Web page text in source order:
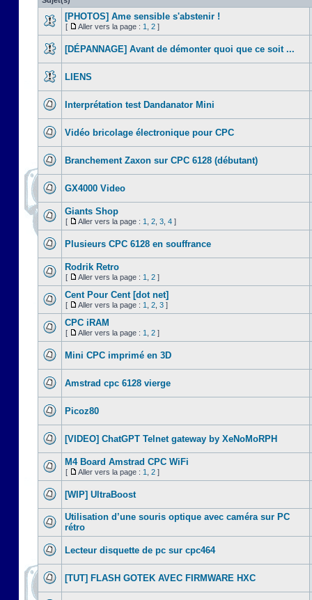
[PHOTOS] Ame sensible s'abstenir !
[ Aller vers la page : 1 2 ]
[DÉPANNAGE] Avant de démonter quoi que ce soit ...
LIENS
Interprétation test Dandanator Mini
Vidéo bricolage électronique pour CPC
Branchement Zaxon sur CPC 6128 (débutant)
GX4000 Video
Giants Shop
[ Aller vers la page : 1 2 3 4 ]
Plusieurs CPC 6128 en souffrance
Rodrik Retro
[ Aller vers la page : 1 2 ]
Cent Pour Cent [dot net]
[ Aller vers la page : 1 2 3 ]
CPC iRAM
[ Aller vers la page : 1 2 ]
Mini CPC imprimé en 3D
Amstrad cpc 6128 vierge
Picoz80
[VIDEO] ChatGPT Telnet gateway by XeNoMoRPH
M4 Board Amstrad CPC WiFi
[ Aller vers la page : 1 2 ]
[WIP] UltraBoost
Utilisation d’une souris optique avec caméra sur PC
rétro
Lecteur disquette de pc sur cpc464
[TUT] FLASH GOTEK AVEC FIRMWARE HXC